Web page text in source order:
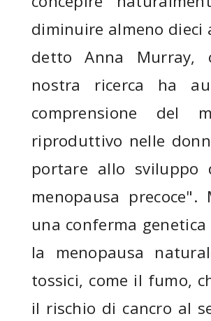
diminuire almeno dieci
detto Anna Murray,
nostra ricerca ha
comprensione del
riproduttivo nelle
portare allo
menopausa
una conferma
la menopausa
tossici, come il fumo,
il rischio di cancro al